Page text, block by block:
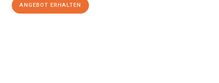
ANGEBOT ERHALTEN